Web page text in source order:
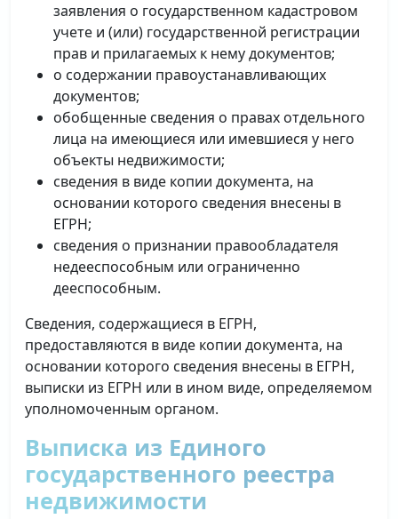
заявления о государственном кадастровом
учете и (или) государственной регистрации
прав и прилагаемых к нему документов;
о содержании правоустанавливающих
документов;
обобщенные сведения о правах отдельного
лица на имеющиеся или имевшиеся у него
объекты недвижимости;
сведения в виде копии документа, на
основании которого сведения внесены в
ЕГРН;
сведения о признании правообладателя
недееспособным или ограниченно
дееспособным.
Сведения, содержащиеся в ЕГРН,
предоставляются в виде копии документа, на
основании которого сведения внесены в ЕГРН,
выписки из ЕГРН или в ином виде, определяемом
уполномоченным органом.
Выписка из Единого
государственного реестра
недвижимости